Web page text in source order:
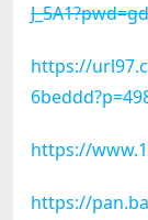
https://
https://
https://